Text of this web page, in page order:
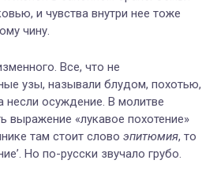
и чувства внутри нее тоже
чину.
Все, что не
узы, называли блудом, похотью,
несли осуждение. В молитве
выражение «лукавое похотение»
там стоит слово эпитюмия, то
Но по-русски звучало грубо.